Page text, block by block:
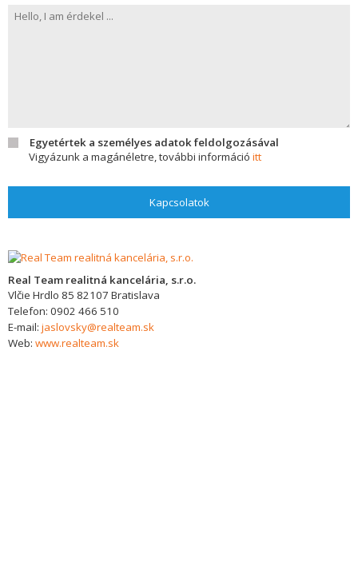
Egyetértek a személyes adatok feldolgozásával
Vigyázunk a magánéletre, további információ itt
Kapcsolatok
Real Team realitná kancelária, s.r.o.
Vlčie Hrdlo 85 82107 Bratislava
Telefon: 0902 466 510
E-mail: jaslovsky@realteam.sk
Web: www.realteam.sk